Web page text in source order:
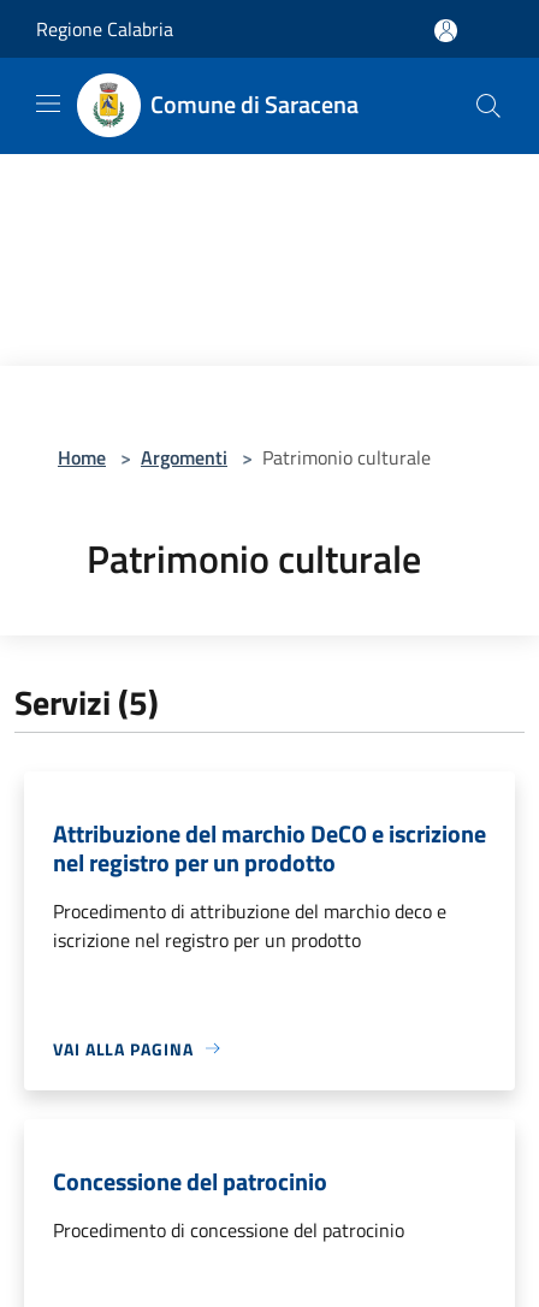
Regione Calabria
Comune di Saracena
Home > Argomenti > Patrimonio culturale
Patrimonio culturale
Servizi (5)
Attribuzione del marchio DeCO e iscrizione
nel registro per un prodotto
Procedimento di attribuzione del marchio deco e
iscrizione nel registro per un prodotto
VAI ALLA PAGINA
Concessione del patrocinio
Procedimento di concessione del patrocinio